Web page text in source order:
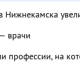
Нижнекамска
врачи
на